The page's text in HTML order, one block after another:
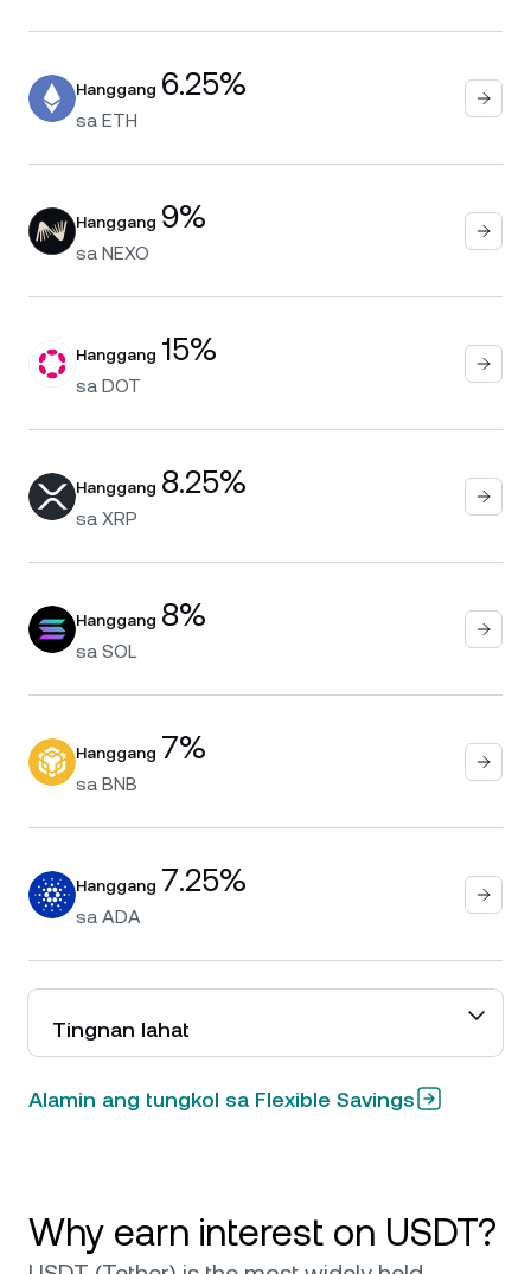
Hanggang 6.25%
sa ETH
Hanggang 9%
sa NEXO
Hanggang 15%
sa DOT
Hanggang 8.25%
sa XRP
Hanggang 8%
sa SOL
Hanggang 7%
sa BNB
Hanggang 7.25%
sa ADA
Tingnan lahat
Alamin ang tungkol sa Flexible Savings
Why earn interest on USDT?